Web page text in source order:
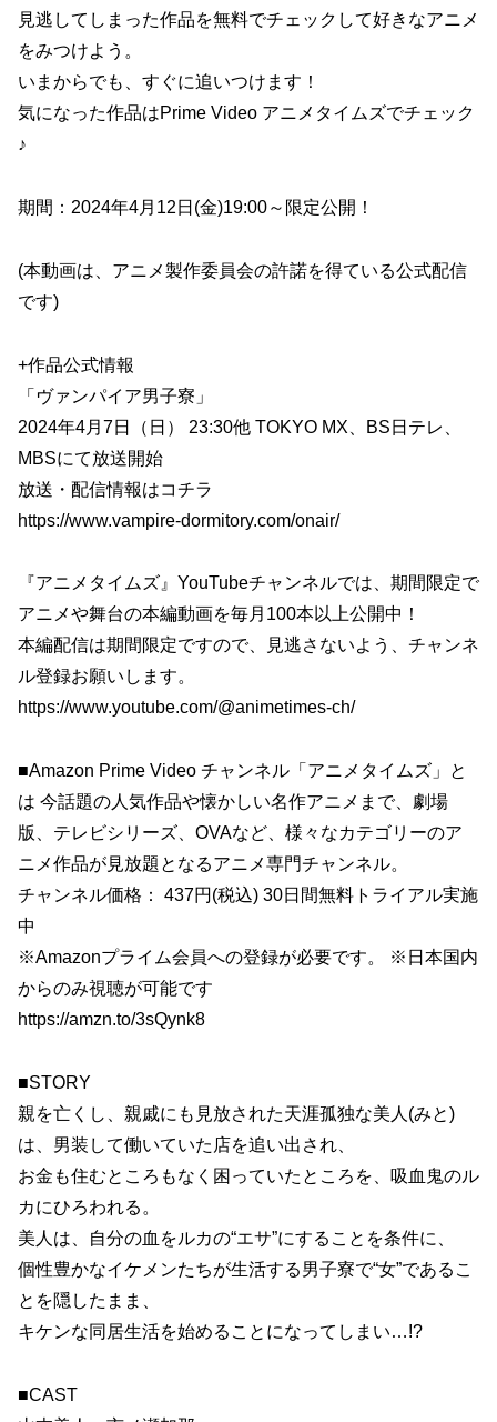
見逃してしまった作品を無料でチェックして好きなアニメ
をみつけよう。
いまからでも、すぐに追いつけます！
気になった作品はPrime Video アニメタイムズでチェック
♪
期間：2024年4月12日(金)19:00～限定公開！
(本動画は、アニメ製作委員会の許諾を得ている公式配信
です)
+作品公式情報
「ヴァンパイア男子寮」
2024年4月7日（日） 23:30他 TOKYO MX、BS日テレ、
MBSにて放送開始
放送・配信情報はコチラ
https://www.vampire-dormitory.com/onair/
『アニメタイムズ』YouTubeチャンネルでは、期間限定で
アニメや舞台の本編動画を毎月100本以上公開中！
本編配信は期間限定ですので、見逃さないよう、チャンネ
ル登録お願いします。
https://www.youtube.com/@animetimes-ch/
■Amazon Prime Video チャンネル「アニメタイムズ」と
は 今話題の人気作品や懐かしい名作アニメまで、劇場
版、テレビシリーズ、OVAなど、様々なカテゴリーのア
ニメ作品が見放題となるアニメ専門チャンネル。
チャンネル価格： 437円(税込) 30日間無料トライアル実施
中
※Amazonプライム会員への登録が必要です。 ※日本国内
からのみ視聴が可能です
https://amzn.to/3sQynk8
■STORY
親を亡くし、親戚にも見放された天涯孤独な美人(みと)
は、男装して働いていた店を追い出され、
お金も住むところもなく困っていたところを、吸血鬼のル
カにひろわれる。
美人は、自分の血をルカの“エサ”にすることを条件に、
個性豊かなイケメンたちが生活する男子寮で“女”であるこ
とを隠したまま、
キケンな同居生活を始めることになってしまい…!?
■CAST